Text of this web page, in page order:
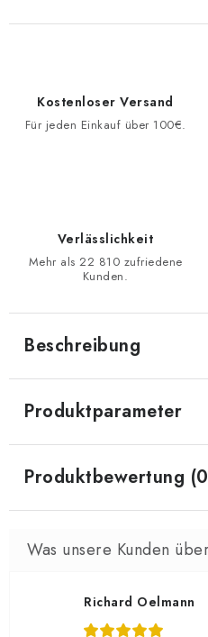
Kostenloser Versand
Für jeden Einkauf über 100€.
Verlässlichkeit
Mehr als 22 810 zufriedene
Kunden.
Beschreibung
Produktparameter
Produktbewertung
Richard Oelmann